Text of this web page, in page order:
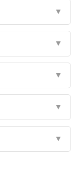
▼
▼
▼
▼
▼